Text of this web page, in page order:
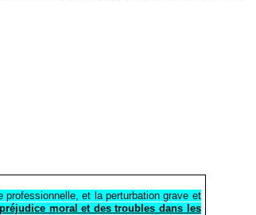
professionnelle, et la perturbation grave et
préjudice moral et des troubles dans les